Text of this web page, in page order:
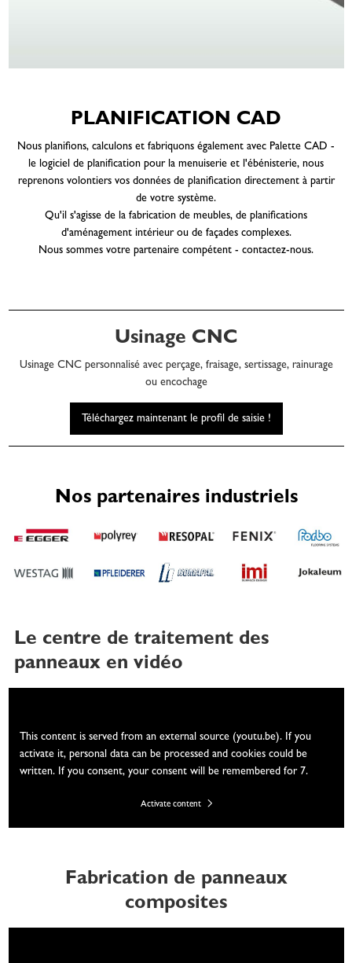
PLANIFICATION CAD
Nous planifions, calculons et fabriquons également avec Palette CAD -
le logiciel de planification pour la menuiserie et l'ébénisterie, nous
reprenons volontiers vos données de planification directement à partir
de votre système.
Qu'il s'agisse de la fabrication de meubles, de planifications
d'aménagement intérieur ou de façades complexes.
Nous sommes votre partenaire compétent - contactez-nous.
Usinage CNC
Usinage CNC personnalisé avec perçage, fraisage, sertissage, rainurage
ou encochage
Téléchargez maintenant le profil de saisie !
Nos partenaires industriels
Le centre de traitement des
panneaux en vidéo
This content is served from an external source (youtu.be). If you
activate it, personal data can be processed and cookies could be
written. If you consent, your consent will be remembered for 7.
Activate content
Fabrication de panneaux
composites